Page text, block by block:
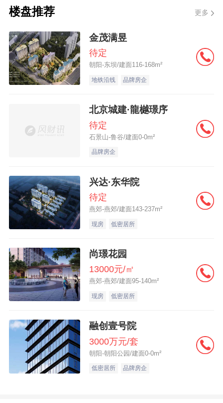
公告显示，深圳控股预期集团于2024财年
将录得权益股东应占未经审核综合亏损介乎
约10亿港元至12亿港元之间，比对2023财年
录得权益股东应占经审核综合亏损约2.61亿
楼盘推荐 更多
金茂满昱
待定
朝阳-东坝/建面116-168m²
地铁沿线 品牌房企
北京城建·龍樾璟序
待定
石景山-鲁谷/建面0-0m²
品牌房企
兴达·东华院
待定
燕郊-燕郊/建面143-237m²
现房 低密居所
尚璟花园
13000元/㎡
燕郊-燕郊/建面95-140m²
现房 低密居所
融创壹号院
3000万元/套
朝阳-朝阳公园/建面0-0m²
低密居所 品牌房企